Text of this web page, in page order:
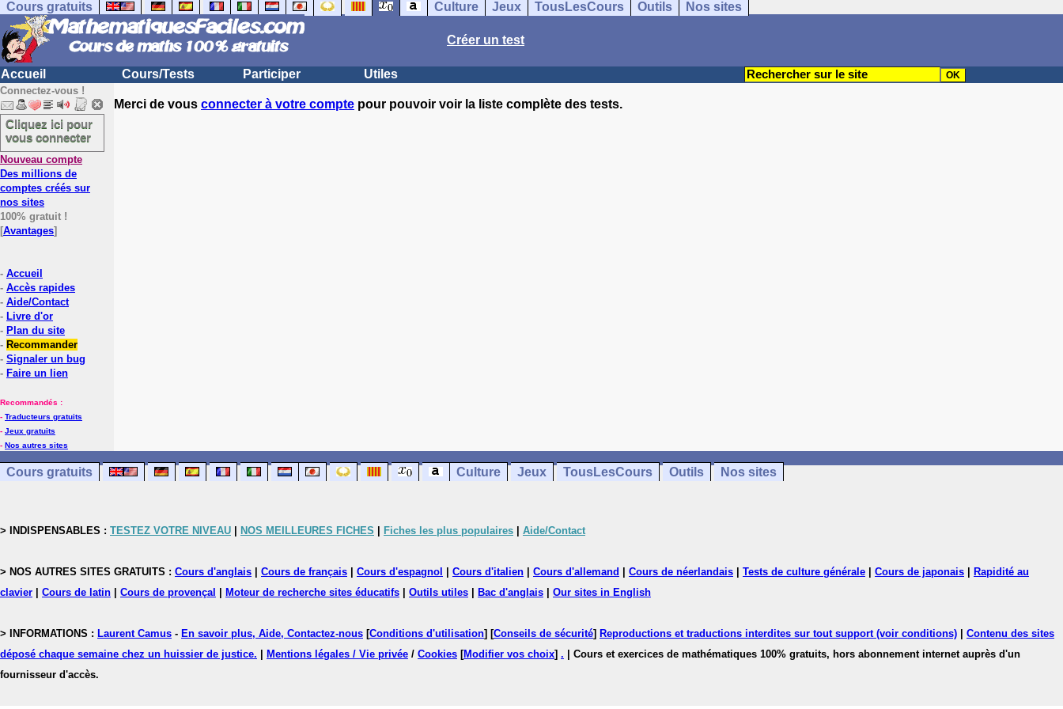
Cours gratuits Culture Jeux TousLesCours Outils Nos sites
Créer un test
Accueil Cours/Tests Participer Utiles
Connectez-vous !
Cliquez ici pour
vous connecter
Nouveau compte
Des millions de
comptes créés sur
nos sites
100% gratuit !
[Avantages]
- Accueil
- Accès rapides
- Aide/Contact
- Livre d'or
- Plan du site
- Recommander
- Signaler un bug
- Faire un lien
Recommandés :
- Traducteurs gratuits
- Jeux gratuits
- Nos autres sites
Merci de vous connecter à votre compte pour pouvoir voir la liste complète des tests.
Cours gratuits Culture Jeux TousLesCours Outils Nos sites
> INDISPENSABLES : TESTEZ VOTRE NIVEAU NOS MEILLEURES FICHES Fiches les plus populaires Aide/Contact
> NOS AUTRES SITES GRATUITS : Cours d'anglais Cours de français Cours d'espagnol Cours d'italien Cours d'allemand Cours de néerlandais Tests de culture générale Cours de japonais
Rapidité au
clavier
Cours de latin Cours de provençal Moteur de recherche sites éducatifs Outils utiles Bac d'anglais Our sites in English
> INFORMATIONS : Laurent Camus - En savoir plus, Aide, Contactez-nous [Conditions d'utilisation] [Conseils de sécurité] Reproductions et traductions interdites sur tout support (voir conditions)
Contenu des sites
déposé chaque semaine chez un huissier de justice.
Mentions légales / Vie privée / Cookies [Modifier vos choix] .
| Cours et exercices de mathématiques 100% gratuits, hors abonnement internet auprès d'un
fournisseur d'accès.